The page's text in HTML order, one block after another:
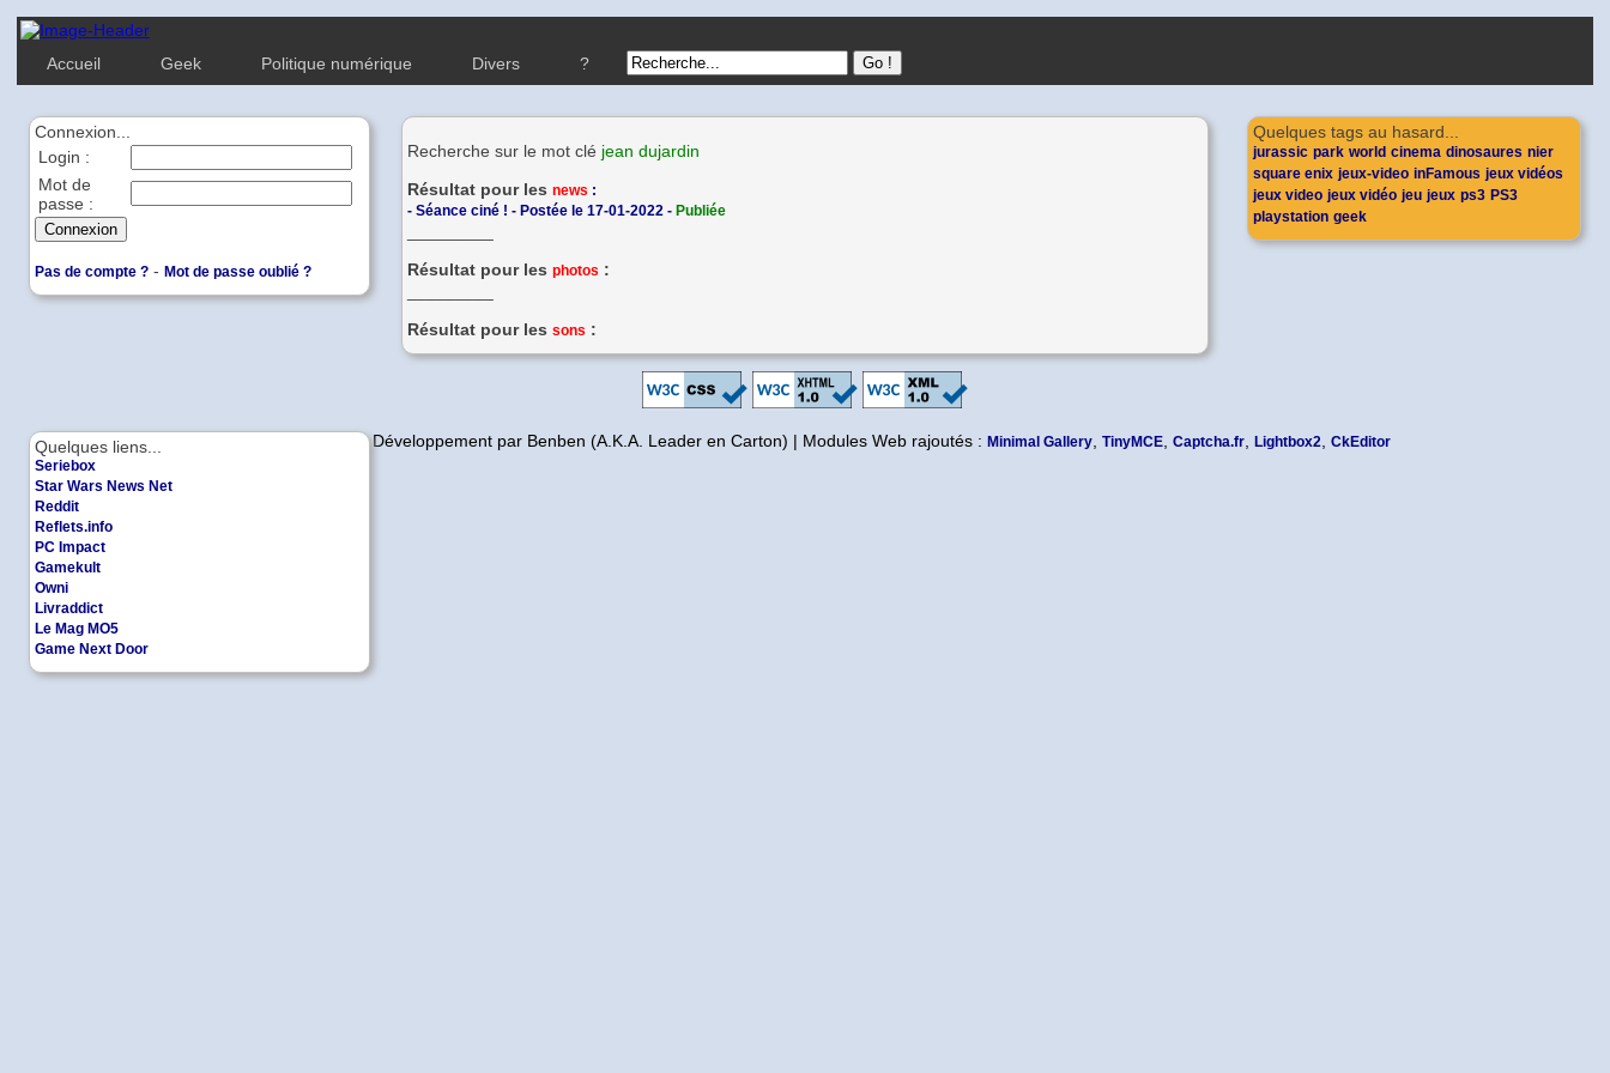
Accueil Geek Politique numérique Divers ?
Quelques tags au hasard...
jurassic park world cinema dinosaures nier
square enix jeux-video inFamous jeux vidéos
jeux video jeux vidéo jeu jeux ps3 PS3
playstation geek
Quelques liens...
Seriebox
Star Wars News Net
Reddit
Reflets.info
PC Impact
Gamekult
Owni
Livraddict
Le Mag MO5
Game Next Door
Connexion...
Login :
Mot de
passe :
Pas de compte ? - Mot de passe oublié ?
Recherche sur le mot clé jean dujardin
Résultat pour les news :
- Séance ciné ! - Postée le 17-01-2022 - Publiée
Résultat pour les photos :
Résultat pour les sons :
Copyleft | Design et Développement par Benben (A.K.A. Leader en Carton) | Modules Web rajoutés : Minimal Gallery TinyMCE Captcha.fr Lightbox2 CkEditor